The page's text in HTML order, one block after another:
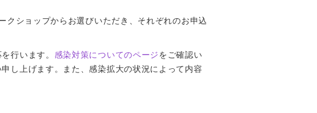
クショップからお選びいただき、それぞれのお申込
行います。 感染対策についてのページ をご確認い
し上げます。また、感染拡大の状況によって内容